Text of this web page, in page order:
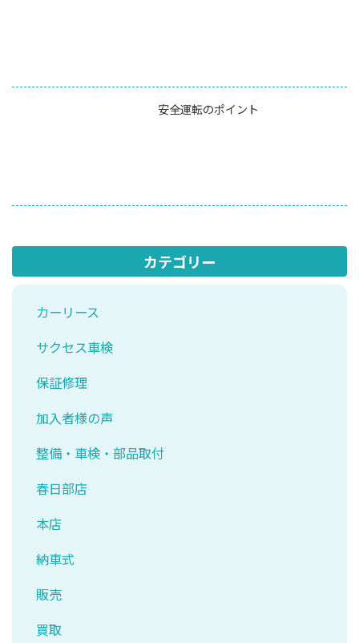
安全運転のポイント
カテゴリー
カーリース
サクセス車検
保証修理
加入者様の声
整備・車検・部品取付
春日部店
本店
納車式
販売
買取